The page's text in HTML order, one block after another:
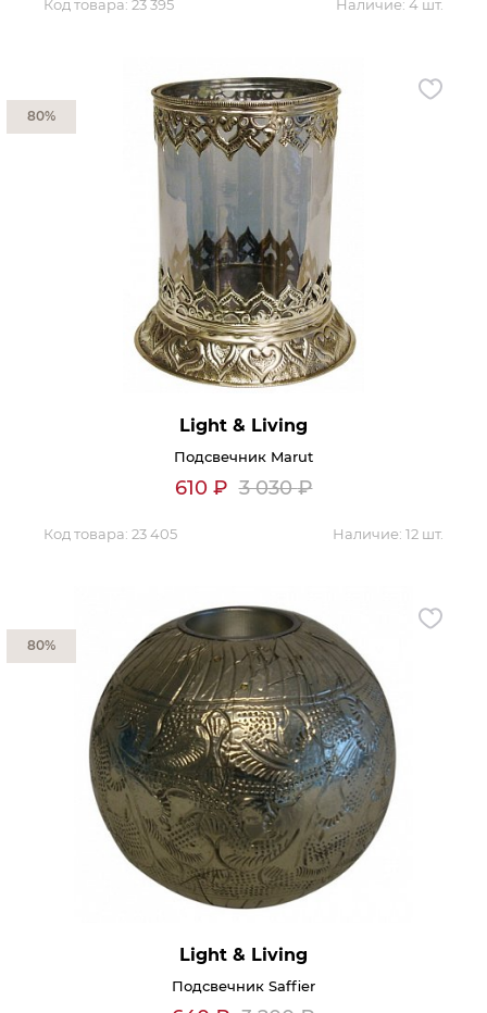
Код товара: 23 395 Наличие: 4 шт.
Light & Living
Подсвечник Marut
610 ₽ 3 030₽
Код товара: 23 405 Наличие: 12 шт.
80%
Light & Living
Подсвечник Saffier
80%